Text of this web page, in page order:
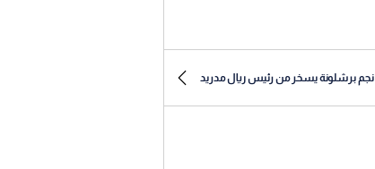
نجم برشلونة يسخر من رئيس ريال مدريد